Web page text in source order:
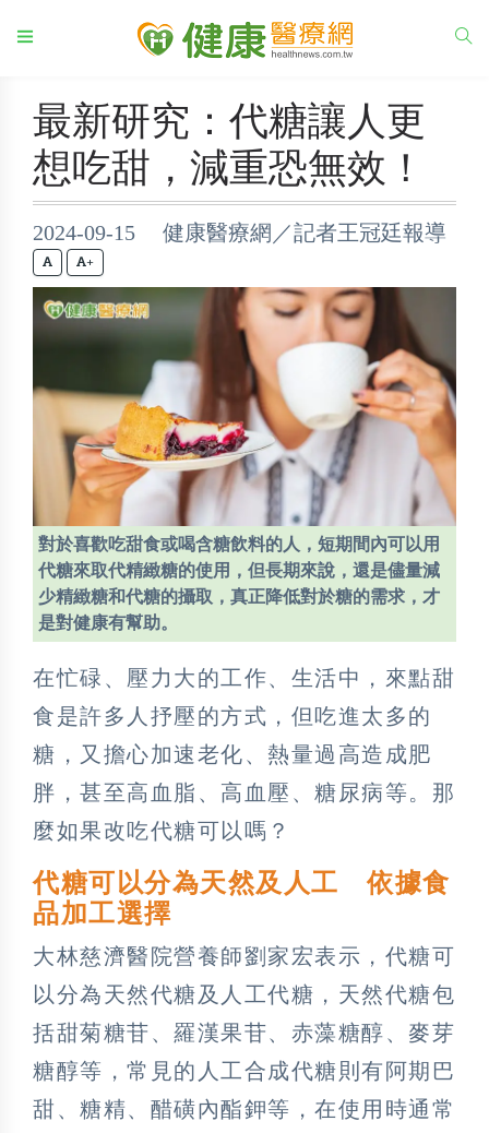
最新研究：代糖讓人更
想吃甜，減重恐無效！
2024-09-15 健康醫療網／記者王冠廷報導
+
對於喜歡吃甜食或喝含糖飲料的人，短期間內可以用
代糖來取代精緻糖的使用，但長期來說，還是儘量減
少精緻糖和代糖的攝取，真正降低對於糖的需求，才
是對健康有幫助。
在忙碌、壓力大的工作、生活中，來點甜
食是許多人抒壓的方式，但吃進太多的
糖，又擔心加速老化、熱量過高造成肥
胖，甚至高血脂、高血壓、糖尿病等。那
麼如果改吃代糖可以嗎？
代糖可以分為天然及人工 依據食
品加工選擇
大林慈濟醫院營養師劉家宏表示，代糖可
以分為天然代糖及人工代糖，天然代糖包
括甜菊糖苷、羅漢果苷、赤藻糖醇、麥芽
糖醇等，常見的人工合成代糖則有阿期巴
甜、糖精、醋磺內酯鉀等，在使用時通常